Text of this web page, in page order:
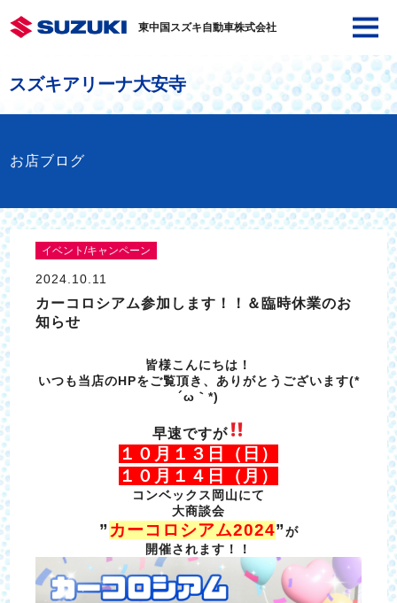
東中国スズキ自動車株式会社
スズキアリーナ大安寺
お店ブログ
イベント/キャンペーン
2024.10.11
カーコロシアム参加します！！＆臨時休業のお
知らせ
皆様こんにちは！
いつも当店のHPをご覧頂き、ありがとうございます(*
´ω｀*)
早速ですが
１０月１３日（日）
１０月１４日（月）
コンベックス岡山にて
大商談会
” カーコロシアム2024”が
開催されます！！